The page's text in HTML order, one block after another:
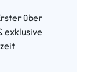
über
exklusive